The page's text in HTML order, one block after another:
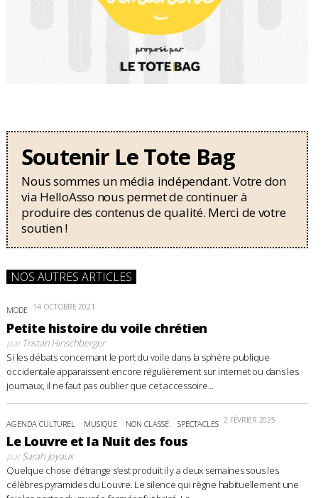
Soutenir Le Tote Bag
Nous sommes un média indépendant. Votre don
via HelloAsso nous permet de continuer à
produire des contenus de qualité. Merci de votre
soutien !
NOS AUTRES ARTICLES
MODE 14 OCTOBRE 2021
Petite histoire du voile chrétien
parTristan Hinschberger
Si les débats concernant le port du voile dans la sphère publique
occidentale apparaissent encore régulièrement sur internet ou dans les
journaux, il ne faut pas oublier que cet accessoire...
AGENDA CULTUREL MUSIQUE NON CLASSÉ SPECTACLES 2 FÉVRIER 2025
Le Louvre et la Nuit des fous
parSarah Joyaux
Quelque chose d’étrange s’est produit il y a deux semaines sous les
célèbres pyramides du Louvre. Le silence qui règne habituellement une